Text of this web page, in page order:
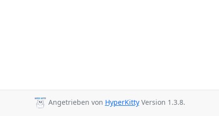
Angetrieben von HyperKittyVersion 1.3.8.